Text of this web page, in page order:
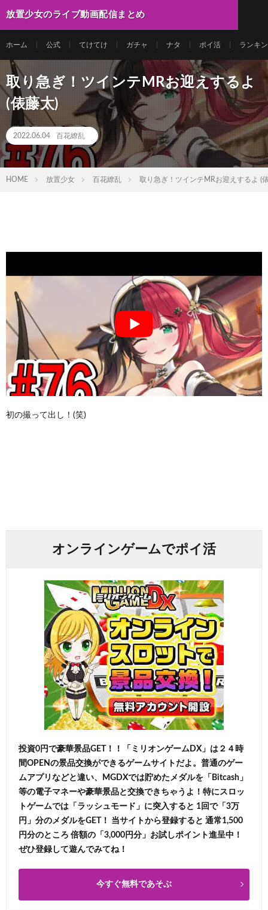
放置少女のライブ動画配信まとめ
ホーム 公式 てけてけ ガチャ ナタ ポイ活 ランキ
取り急ぎ！ツインテMRお迎えするよ
(俵藤太)
2022.06.04 百花繚乱
HOME 放置少女 百花繚乱 取り急ぎ！ツインテMRお迎えするよ (
初の撮って出し！(笑)
オンラインゲームでポイ活
投資0円で豪華景品GET！！「ミリオンゲームDX」は２４時
間OPENの景品交換ができるゲームサイトだよ。普通のゲー
ムアプリなどと違い、MGDXでは貯めたメダルを「Bitcash」
等の電子マネーや豪華景品と交換できちゃうよ！特にスロッ
トゲームでは「ラッシュモード」に突入すると 1回で「3万
円」分のメダルをGET！ 当サイトから登録すると 通常1,500
円分のところ 倍額の「3,000円分」お試しポイント進呈中！
ぜひ登録して遊んでみてね！
今すぐ無料であそぶ